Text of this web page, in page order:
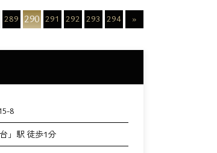
289 290 291 292 293 294 »
8
」駅 徒歩1分